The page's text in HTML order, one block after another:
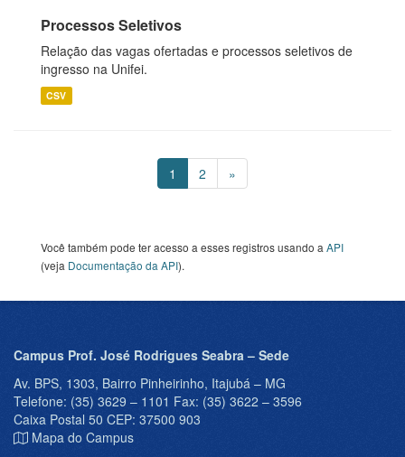
Processos Seletivos
Relação das vagas ofertadas e processos seletivos de
ingresso na Unifei.
CSV
1 2 »
Você também pode ter acesso a esses registros usando a API
(veja Documentação da API).
Campus Prof. José Rodrigues Seabra – Sede
Av. BPS, 1303, Bairro Pinheirinho, Itajubá – MG
Telefone: (35) 3629 – 1101 Fax: (35) 3622 – 3596
Caixa Postal 50 CEP: 37500 903
Mapa do Campus